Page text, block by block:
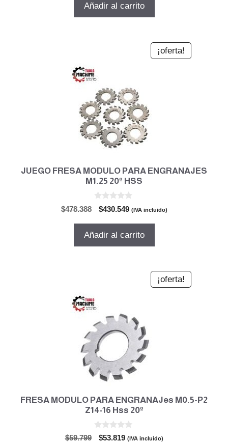
Añadir al carrito
¡oferta!
JUEGO FRESA MODULO PARA ENGRANAJES
M1.25 20º HSS
$478.388
El
original
$430.549El
actual
(IVA incluido)
Añadir al carrito
¡oferta!
FRESA MODULO PARA ENGRANAJes M0.5-P2
Z14-16 Hss 20º
$59.799
El
$53.819El(IVA incluido)